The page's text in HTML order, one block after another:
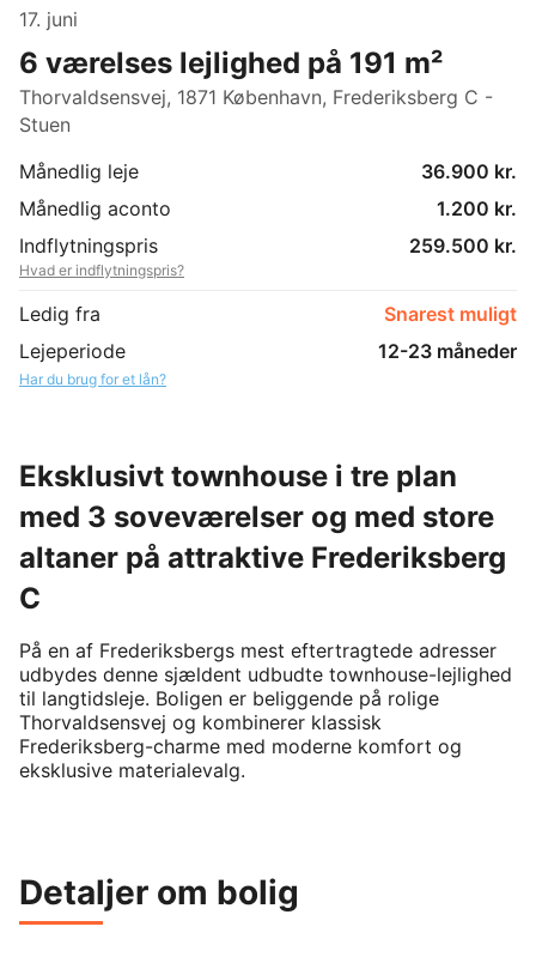
17. juni
6 værelses lejlighed på 191 m²
Thorvaldsensvej, 1871 København, Frederiksberg C -
Stuen
Månedlig leje
36.900 kr.
Månedlig aconto
1.200 kr.
Indflytningspris
259.500 kr.
Hvad er indflytningspris?
Ledig fra
Snarest muligt
Lejeperiode
12-23 måneder
Har du brug for et lån?
Eksklusivt townhouse i tre plan
med 3 soveværelser og med store
altaner på attraktive Frederiksberg
C
På en af Frederiksbergs mest eftertragtede adresser
udbydes denne sjældent udbudte townhouse-lejlighed
til langtidsleje. Boligen er beliggende på rolige
Thorvaldsensvej og kombinerer klassisk
Frederiksberg-charme med moderne komfort og
eksklusive materialevalg.
fantastisk lysindfald. Den specialdesignede
snedkerkøkkenløsning er udstyret med
Detaljer om bolig